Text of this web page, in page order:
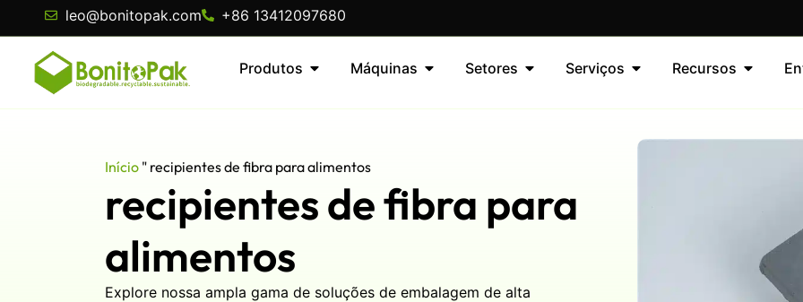
leo@bonitopak.com +86 13412097680
Produtos Máquinas Setores Serviços Recursos
Início " recipientes de fibra para alimentos
recipientes de fibra para
alimentos
Explore nossa ampla gama de soluções de embalagem de alta